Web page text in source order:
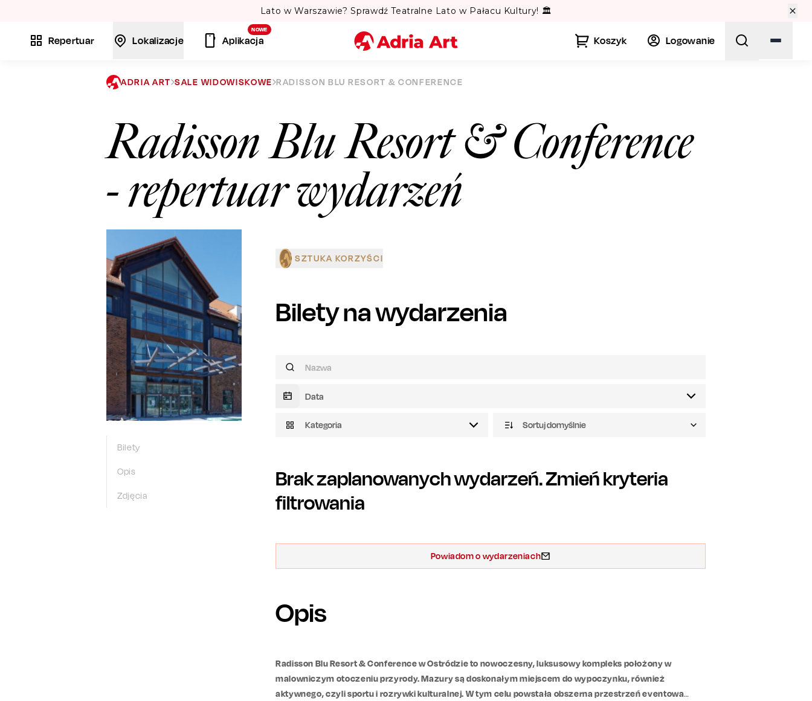
Lato w Warszawie? Sprawdź Teatralne Lato w Pałacu Kultury! 🏛️
Repertuar Lokalizacje
NOWE
Aplikacja Koszyk Logowanie
Miasto
Szukaj
ADRIA ART SALE WIDOWISKOWE RADISSON BLU RESORT & CONFERENCE
Radisson Blu Resort & Conference
- repertuar wydarzeń
Bilety
Opis
Zdjęcia
SZTUKA KORZYŚCI
Bilety na wydarzenia
Kategoria Sortuj domyślnie
Brak zaplanowanych wydarzeń. Zmień kryteria
filtrowania
Powiadom o wydarzeniach
Opis
Radisson Blu Resort & Conference w Ostródzie to nowoczesny, luksusowy kompleks położony w
malowniczym otoczeniu przyrody. Mazury są doskonałym miejscem do wypoczynku, również
aktywnego, czyli sportu i rozrywki kulturalnej. W tym celu powstała obszerna przestrzeń eventowa